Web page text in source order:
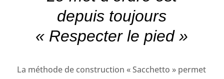
depuis toujours
« Respecter le pied »
La méthode de construction « Sacchetto » permet